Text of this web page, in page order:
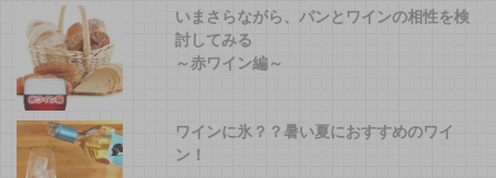
いまさらながら、パンとワインの相性を検
討してみる
～赤ワイン編～
ワインに氷？？暑い夏におすすめのワイ
ン！